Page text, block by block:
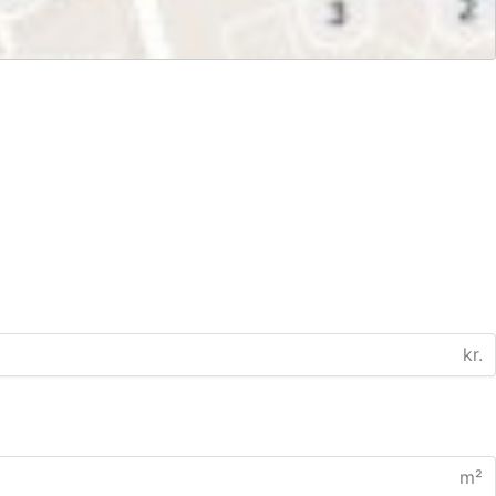
kr.
m²